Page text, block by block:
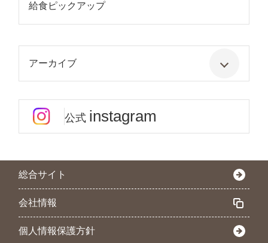
給食ピックアップ
アーカイブ
公式 instagram
総合サイト
会社情報
個人情報保護方針